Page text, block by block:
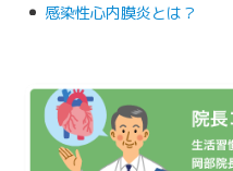
感染性心内膜炎とは？